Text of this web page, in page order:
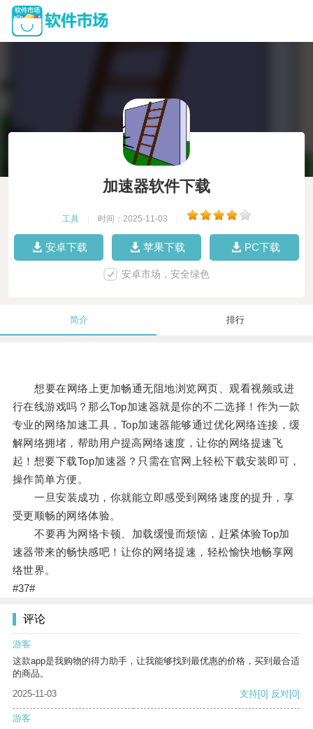
加速器软件下载
工具 时间：2025-11-03
安卓下载 苹果下载 PC下载
安卓市场，安全绿色
简介 排行
想要在网络上更加畅通无阻地浏览网页、观看视频或进
行在线游戏吗？那么Top加速器就是你的不二选择！作为一款
专业的网络加速工具，Top加速器能够通过优化网络连接，缓
解网络拥堵，帮助用户提高网络速度，让你的网络提速飞
起！想要下载Top加速器？只需在官网上轻松下载安装即可，
操作简单方便。
一旦安装成功，你就能立即感受到网络速度的提升，享
受更顺畅的网络体验。
不要再为网络卡顿、加载缓慢而烦恼，赶紧体验Top加
速器带来的畅快感吧！让你的网络提速，轻松愉快地畅享网
络世界。
#37#
评论
游客
这款app是我购物的得力助手，让我能够找到最优惠的价格，买到最合适
的商品。
2025-11-03
支持[0] 反对[0]
游客